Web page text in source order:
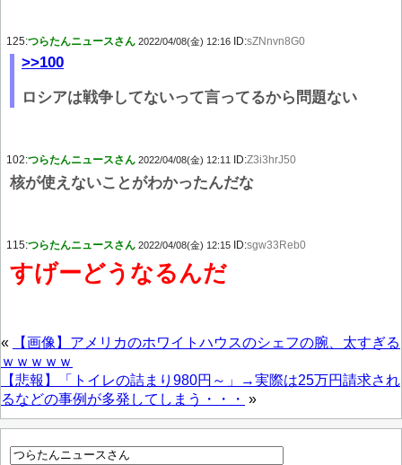
125:つらたんニュースさん 2022/04/08(金) 12:16 ID:sZNnvn8G0
>>100
ロシアは戦争してないって言ってるから問題ない
102:つらたんニュースさん 2022/04/08(金) 12:11 ID:Z3i3hrJ50
核が使えないことがわかったんだな
115:つらたんニュースさん 2022/04/08(金) 12:15 ID:sgw33Reb0
すげーどうなるんだ
«
【画像】アメリカのホワイトハウスのシェフの腕、太すぎる
ｗｗｗｗｗ
【悲報】「トイレの詰まり980円～」→実際は25万円請求され
るなどの事例が多発してしまう・・・ »